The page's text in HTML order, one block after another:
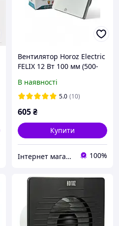
Вентилятор Horoz Electric
FELIX 12 Вт 100 мм (500-
В наявності
5.0 (10)
605₴
Купити
Інтернет магазин stroymag.dp.ua 100%